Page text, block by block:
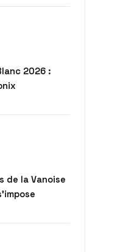
2026 :
de la Vanoise